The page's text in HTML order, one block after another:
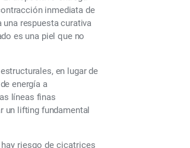
inmediata de
respuesta curativa
es una piel que no
en lugar de
energía a
líneas finas
un lifting fundamental
riesgo de cicatrices